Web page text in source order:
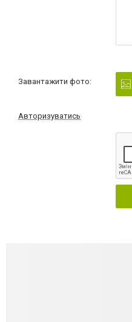
Завантажити фото:
Авторизуватись